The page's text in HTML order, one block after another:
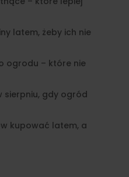
latem, żeby ich nie
ogrodu – które nie
sierpniu, gdy ogród
kupować latem, a